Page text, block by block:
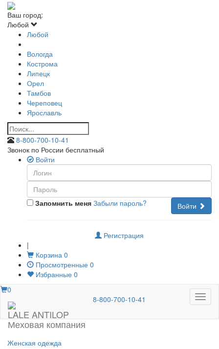
Ваш город:
Любой
Любой
Вологда
Кострома
Липецк
Орел
Тамбов
Череповец
Ярославль
8-800-700-10-41
Звонок по России бесплатный
Войти
Запомнить меня Войти
Забыли пароль?
Регистрация
|
Корзина 0
Просмотренные 0
Избранные 0
Меню
0
LALE ANTILOP
Меховая компания
8-800-700-10-41
Женская одежда